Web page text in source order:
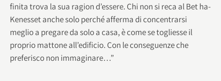
finita trova la sua ragion d’essere. Chi non si reca al Bet ha-
Kenesset anche solo perché afferma di concentrarsi
meglio a pregare da solo a casa, è come se togliesse il
proprio mattone all’edificio. Con le conseguenze che
preferisco non immaginare…”